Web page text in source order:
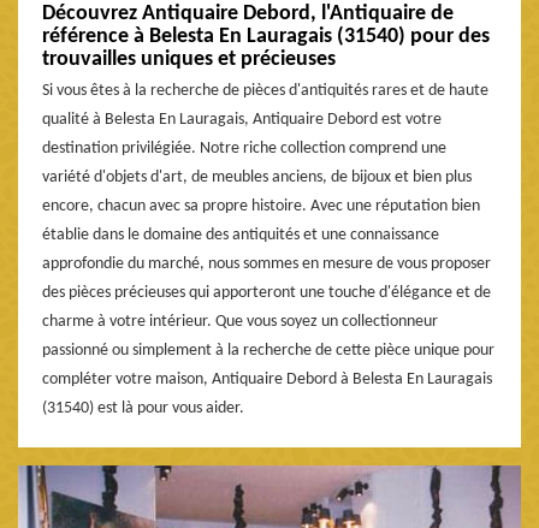
Découvrez Antiquaire Debord, l'Antiquaire de
référence à Belesta En Lauragais (31540) pour des
trouvailles uniques et précieuses
Si vous êtes à la recherche de pièces d'antiquités rares et de haute
qualité à Belesta En Lauragais, Antiquaire Debord est votre
destination privilégiée. Notre riche collection comprend une
variété d'objets d'art, de meubles anciens, de bijoux et bien plus
encore, chacun avec sa propre histoire. Avec une réputation bien
établie dans le domaine des antiquités et une connaissance
approfondie du marché, nous sommes en mesure de vous proposer
des pièces précieuses qui apporteront une touche d'élégance et de
charme à votre intérieur. Que vous soyez un collectionneur
passionné ou simplement à la recherche de cette pièce unique pour
compléter votre maison, Antiquaire Debord à Belesta En Lauragais
(31540) est là pour vous aider.